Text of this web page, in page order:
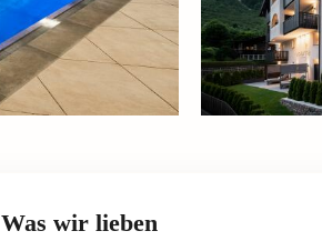
Was wir lieben